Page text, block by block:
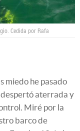
Cedida por Rafa
miedo he pasado
aterrada y
Miré por la
barco de